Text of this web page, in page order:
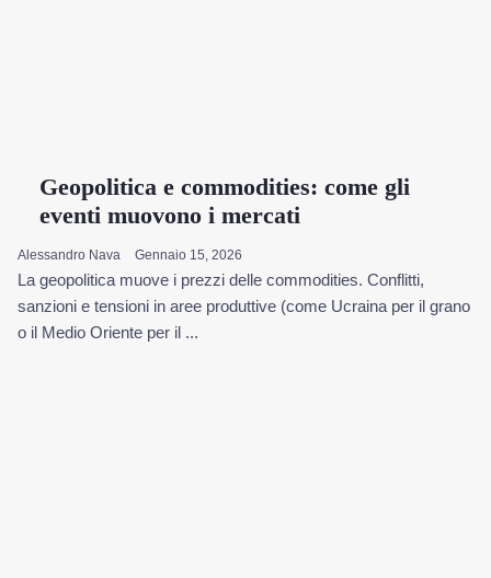
Geopolitica e commodities: come gli
eventi muovono i mercati
Alessandro Nava Gennaio 15, 2026
La geopolitica muove i prezzi delle commodities. Conflitti,
sanzioni e tensioni in aree produttive (come Ucraina per il grano
o il Medio Oriente per il ...